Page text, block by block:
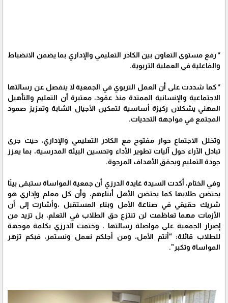
* رفع مستوى التعاون بين الكادر التعليمي والإداري بما يضمن الانضباط
والفاعلية في العملية التربوية.
* كما شددت على أن العمل التربوي في الجمعية لا ينفصل عن رسالتها
الاجتماعية والإنسانية الممتدة منذ عقود، معتبرة أن التعليم والتأهيل
المهني يشكلان ركيزة أساسية لتمكين الأجيال الشابة وتعزيز صمود
المجتمع في مواجهة التحديات.
وتخلل الاجتماع حوار مفتوح مع الكادر التعليمي والإداري، حيث جرى
تبادل الآراء حول آليات تطوير الأداء وتحسين البيئة المدرسية، بما يعزز
جودة التعليم ويحقق الأهداف المرجوة.
وفي الختام، أكدت السيدة غايدة الدرزي أن جمعية المواساة ستبقى بيتًا
يحتضن طلابها كما يحتضن الأهل أبناءهم، وأن كل معلم وإداري هو
شريك حقيقي في صناعة الأمل وبناء المستقبل ،وأشارت إلى أن
الأزمات مهما تعاظمت لن تنتزع حق الطلاب في التعلم، بل تزيد من
إصرار الجمعية على مواصلة رسالتها ، وختمت الدرزي بكلمة موجهة
للطلاب قائلة: “أنتم الأمل، ومن أجلكم نعمل ونستمر، فبكم تزهر
المواساة وتكبر”.